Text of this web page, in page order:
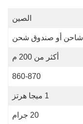
الصين
شاحن أو صندوق شحن
أكثر من 200 م
860-870
1 ميجا هرتز
20 جرام